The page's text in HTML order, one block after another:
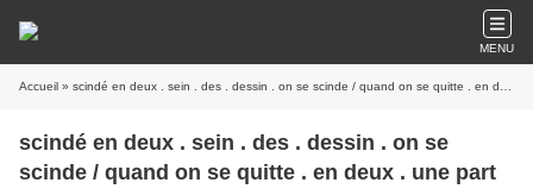
MENU
Accueil » scindé en deux . sein . des . dessin . on se scinde / quand on se quitte . en deux . une part manquante...
scindé en deux . sein . des . dessin . on se
scinde / quand on se quitte . en deux . une part